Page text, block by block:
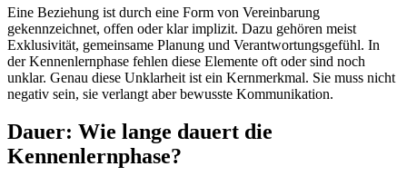
Eine Beziehung ist durch eine Form von Vereinbarung
gekennzeichnet, offen oder klar implizit. Dazu gehören meist
Exklusivität, gemeinsame Planung und Verantwortungsgefühl. In
der Kennenlernphase fehlen diese Elemente oft oder sind noch
unklar. Genau diese Unklarheit ist ein Kernmerkmal. Sie muss nicht
negativ sein, sie verlangt aber bewusste Kommunikation.
Dauer: Wie lange dauert die
Kennenlernphase?